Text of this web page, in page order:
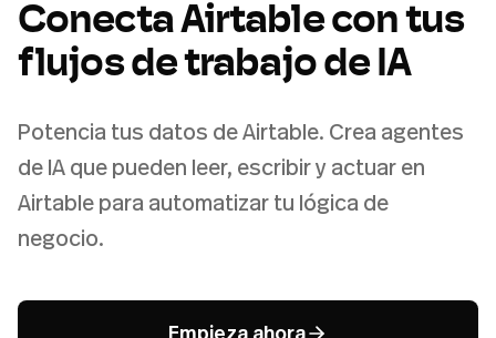
Conecta Airtable con tus
flujos de trabajo de IA
Potencia tus datos de Airtable. Crea agentes
de IA que pueden leer, escribir y actuar en
Airtable para automatizar tu lógica de
negocio.